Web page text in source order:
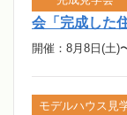
会「完成した
開催：8月8日(土)
モデルハウス見